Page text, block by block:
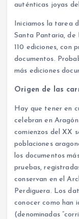
auténticas joyas
Iniciamos la tarea
Santa Pantaria, de
110 ediciones, con
documentos.
más ediciones
Origen de las
Hay que tener en
celebran en
comienzos del XX
poblaciones
los documentos
pruebas,
conservan en el
Perdiguera. Los
conocer como han
(denominadas